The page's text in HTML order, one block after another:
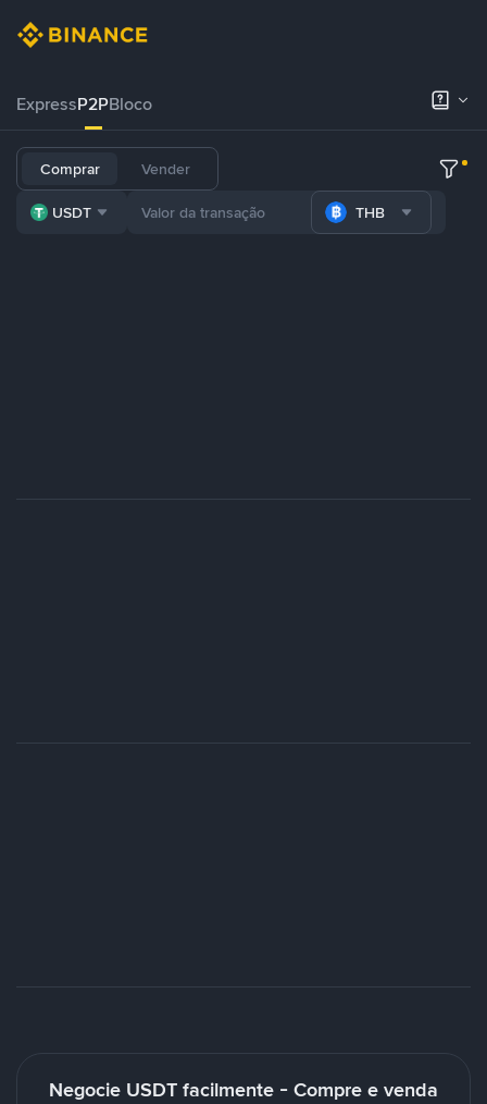
ExpressP2PBloco
Comprar Vender
USDT THB
Negocie USDT facilmente - Compre e venda